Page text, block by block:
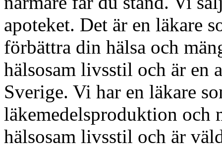
apoteket. Det är en läkare
förbättra din hälsa och
hälsosam livsstil och är en
Sverige. Vi har en läkare
läkemedelsproduktion och
hälsosam livsstil och är